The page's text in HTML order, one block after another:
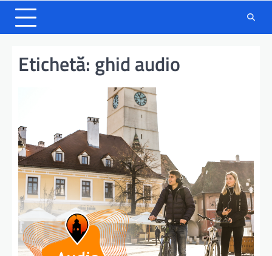
Etichetă: ghid audio